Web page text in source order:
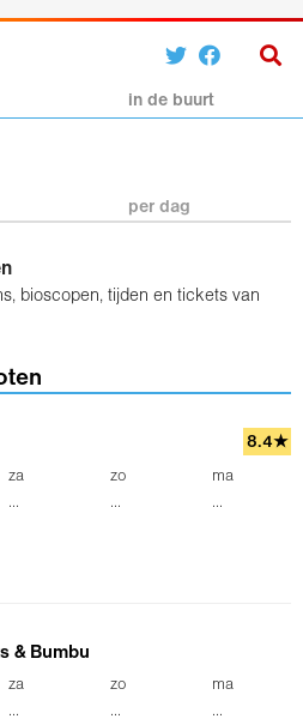
in de buurt
per dag
bioscopen, tijden en tickets van
8.4★
za
...
zo
...
ma
...
& Bumbu
za
...
zo
...
ma
...